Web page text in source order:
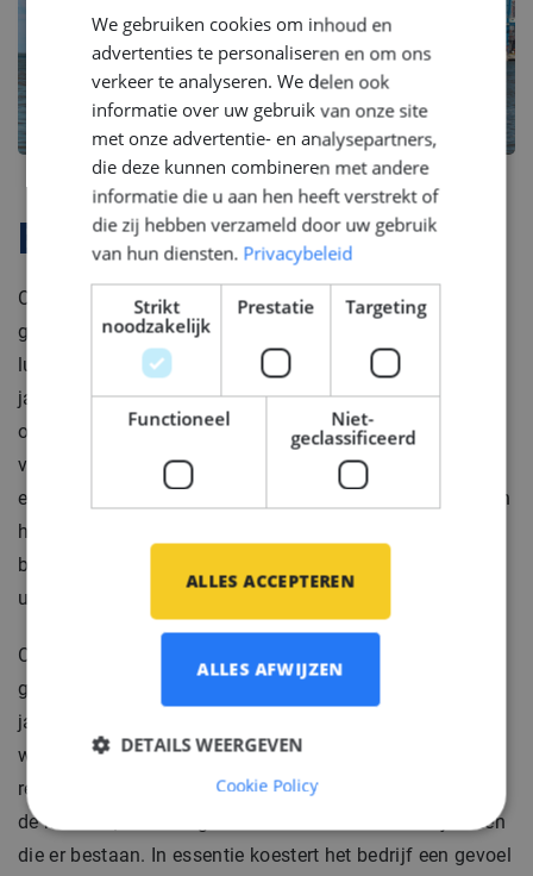
Bedrijfsprofiel
Onze klant is een scheepswerf die bekend staat als de
geboorteplaats van enkele van 's werelds meest
luxueuze jachten. Met een rijke geschiedenis die vele
jaren omspant, hebben ze een solide reputatie
opgebouwd op basis van hun onwrikbare streven naar
vakmanschap, technische innovatie, kwaliteit en
esthetisch design. Als jachtbouwer zijn ze toegewijd aan
het tot leven brengen van iconische superjachten, met
behoud van traditionele waarden binnen hun
ultramoderne faciliteiten.
Onze klant biedt uitzonderlijke kansen voor
gepassioneerde ingenieurs met een voorliefde voor
jachten en moedigt hen aan zichzelf uit te dagen om
wensen te vervullen en de wereld te inspireren met hun
resultaten. Elke ingenieur draagt bij aan de evolutie van
de mooiste, meest ingewikkelde en uitmuntende jachten
die er bestaan. In essentie koestert het bedrijf een gevoel
We gebruiken cookies om inhoud en
advertenties te personaliseren en om ons
verkeer te analyseren. We delen ook
informatie over uw gebruik van onze site
met onze advertentie- en analysepartners,
die deze kunnen combineren met andere
informatie die u aan hen heeft verstrekt of
die zij hebben verzameld door uw gebruik
van hun diensten. Privacybeleid
Strikt
noodzakelijk
Prestatie Targeting
Functioneel
Niet-
geclassificeerd
ALLES ACCEPTEREN
ALLES AFWIJZEN
DETAILS WEERGEVEN
Cookie Policy